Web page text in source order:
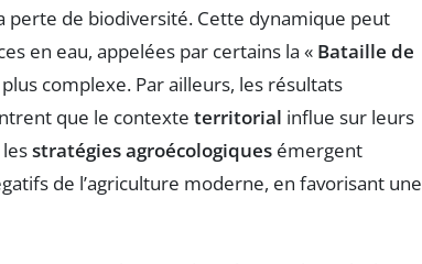
perte de biodiversité. Cette dynamique peut
en eau, appelées par certains la « Bataille de
complexe. Par ailleurs, les résultats
que le contexte territorial influe sur leurs
stratégies agroécologiques émergent
de l’agriculture moderne, en favorisant une